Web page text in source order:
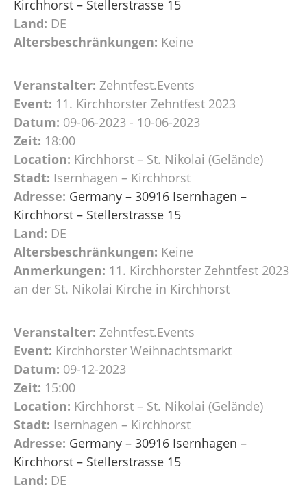
Kirchhorst – Stellerstrasse 15
Land: DE
Altersbeschränkungen: Keine
Veranstalter: Zehntfest.Events
Event: 11. Kirchhorster Zehntfest 2023
Datum: 09-06-2023 - 10-06-2023
Zeit: 18:00
Location: Kirchhorst – St. Nikolai (Gelände)
Stadt: Isernhagen – Kirchhorst
Adresse: Germany – 30916 Isernhagen –
Kirchhorst – Stellerstrasse 15
Land: DE
Altersbeschränkungen: Keine
Anmerkungen: 11. Kirchhorster Zehntfest 2023
an der St. Nikolai Kirche in Kirchhorst
Veranstalter: Zehntfest.Events
Event: Kirchhorster Weihnachtsmarkt
Datum: 09-12-2023
Zeit: 15:00
Location: Kirchhorst – St. Nikolai (Gelände)
Stadt: Isernhagen – Kirchhorst
Adresse: Germany – 30916 Isernhagen –
Kirchhorst – Stellerstrasse 15
Land: DE